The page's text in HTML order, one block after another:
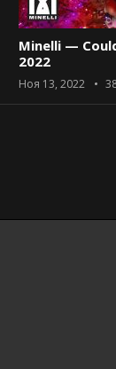
Minelli —
2022
Ноя 13, 2022